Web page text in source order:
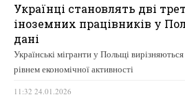
Українці становлять дві
іноземних працівників у
дані
Українські мігранти у Польщі
рівнем економічної активності
11:32 24.01.2026